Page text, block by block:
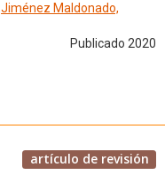
Jiménez Maldonado,
Publicado 2020
artículo de revisión